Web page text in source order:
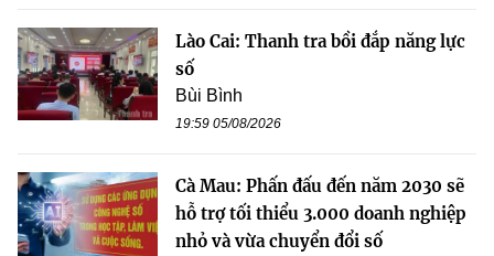
Lào Cai: Thanh tra bồi đắp năng lực
số
Bùi Bình
19:59 05/08/2026
Cà Mau: Phấn đấu đến năm 2030 sẽ
hỗ trợ tối thiểu 3.000 doanh nghiệp
nhỏ và vừa chuyển đổi số